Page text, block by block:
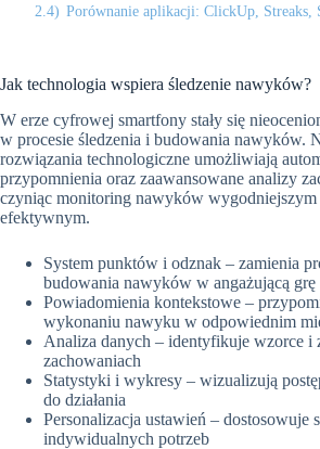
2.4) Porównanie aplikacji: ClickUp, Streaks,
Jak technologia wspiera śledzenie nawyków?
W erze cyfrowej smartfony stały się
w procesie śledzenia i budowania nawyków.
rozwiązania technologiczne umożliwiają
przypomnienia oraz zaawansowane analizy
czyniąc monitoring nawyków wygodniejszym
efektywnym.
System punktów i odznak – zamienia
budowania nawyków w angażującą grę
Powiadomienia kontekstowe –
wykonaniu nawyku w odpowiednim
Analiza danych – identyfikuje wzorce i
zachowaniach
Statystyki i wykresy – wizualizują
do działania
Personalizacja ustawień – dostosowuje
indywidualnych potrzeb